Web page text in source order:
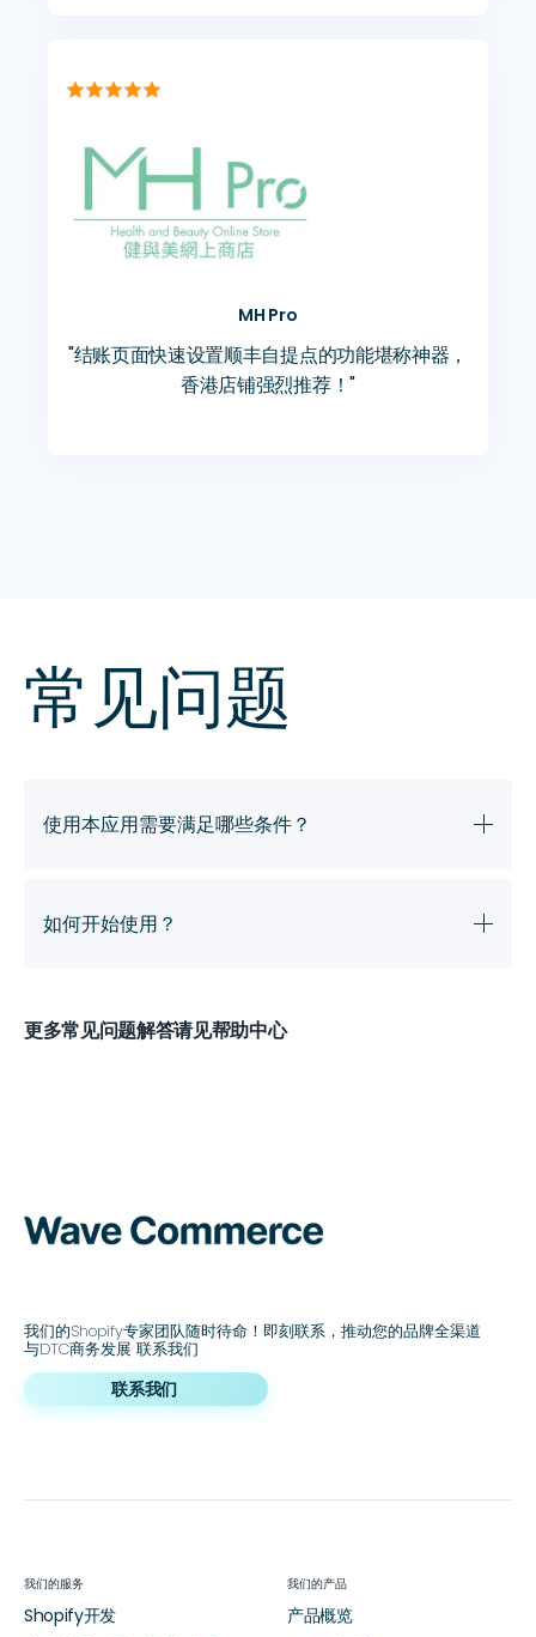

MH Pro
"结账页面快速设置顺丰自提点的功能堪称神器，
香港店铺强烈推荐！"
常见问题
使用本应用需要满足哪些条件？
请知悉，使用HK Shipping Labels顺丰速运
如何开始使用？
开通流程包含几个步骤，具体将根据您是否已拥
有顺丰速运账户而有所不同。整个流程的进度完
更多常见问题解答请见帮助中心
我们的Shopify专家团队随时待命！即刻联系，推动您的品牌全渠道
与DTC商务发展 联系我们
联系我们
我们的服务
Shopify开发
我们的产品
产品概览